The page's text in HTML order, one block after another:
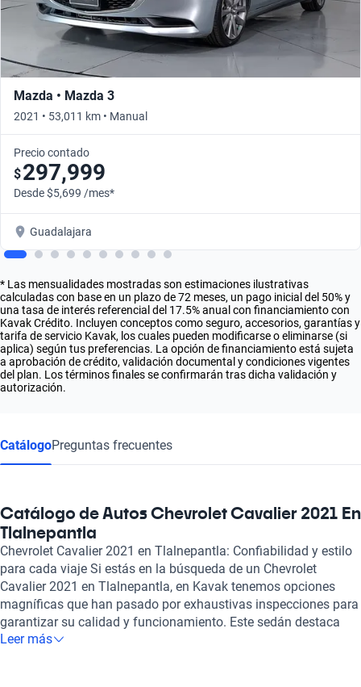
Mazda • Mazda 3
2021 • 53,011 km • Manual
Precio contado
$297,999
Desde $5,699 /mes*
Guadalajara
* Las mensualidades mostradas son estimaciones ilustrativas
calculadas con base en un plazo de 72 meses, un pago inicial del 50% y
una tasa de interés referencial del 17.5% anual con financiamiento con
Kavak Crédito. Incluyen conceptos como seguro, accesorios, garantías y
tarifa de servicio Kavak, los cuales pueden modificarse o eliminarse (si
aplica) según tus preferencias. La opción de financiamiento está sujeta
a aprobación de crédito, validación documental y condiciones vigentes
del plan. Los términos finales se confirmarán tras dicha validación y
autorización.
CatálogoPreguntas frecuentes
Catálogo de Autos Chevrolet Cavalier 2021 En
Tlalnepantla
Chevrolet Cavalier 2021 en Tlalnepantla: Confiabilidad y estilo
para cada viaje Si estás en la búsqueda de un Chevrolet
Cavalier 2021 en Tlalnepantla, en Kavak tenemos opciones
magníficas que han pasado por exhaustivas inspecciones para
garantizar su calidad y funcionamiento. Este sedán destaca
por su diseño atractivo y su eficiente rendimiento, gracias a su
Leer más